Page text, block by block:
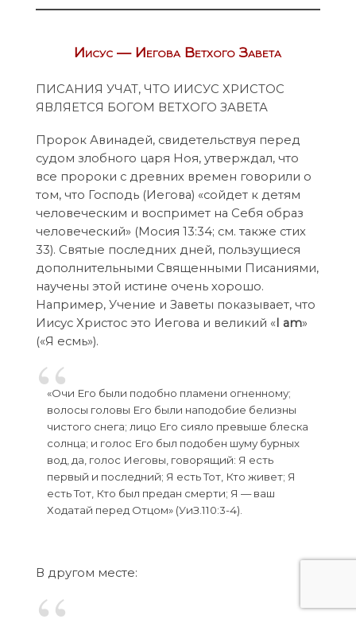
Иисус — Иегова Ветхого Завета
ПИСАНИЯ УЧАТ, ЧТО ИИСУС ХРИСТОС
ЯВЛЯЕТСЯ БОГОМ ВЕТХОГО ЗАВЕТА
Пророк Авинадей, свидетельствуя перед
судом злобного царя Ноя, утверждал, что
все пророки с древних времен говорили о
том, что Господь (Иегова) «сойдет к детям
человеческим и воспримет на Себя образ
человеческий» (Мосия 13:34; см. также стих
33). Святые последних дней, пользущиеся
дополнительными Священными Писаниями,
научены этой истине очень хорошо.
Например, Учение и Заветы показывает, что
Иисус Христос это Иегова и великий «I am»
(«Я есмь»).
«Очи Его были подобно пламени огненному;
волосы головы Его были наподобие белизны
чистого снега; лицо Его сияло превыше блеска
солнца; и голос Его был подобен шуму бурных
вод, да, голос Иеговы, говорящий: Я есть
первый и последний; Я есть Тот, Кто живет; Я
есть Тот, Кто был предан смерти; Я — ваш
Ходатай перед Отцом» (УиЗ.110:3-4).
В другом месте: